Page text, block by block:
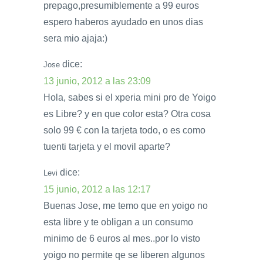
prepago,presumiblemente a 99 euros
espero haberos ayudado en unos dias
sera mio ajaja:)
Jose dice:
13 junio, 2012 a las 23:09
Hola, sabes si el xperia mini pro de Yoigo
es Libre? y en que color esta? Otra cosa
solo 99 € con la tarjeta todo, o es como
tuenti tarjeta y el movil aparte?
Levi dice:
15 junio, 2012 a las 12:17
Buenas Jose, me temo que en yoigo no
esta libre y te obligan a un consumo
minimo de 6 euros al mes..por lo visto
yoigo no permite qe se liberen algunos